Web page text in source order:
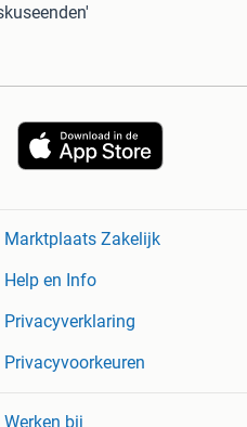
Marktplaats Zakelijk
Help en Info
Privacyverklaring
Privacyvoorkeuren
Werken bij